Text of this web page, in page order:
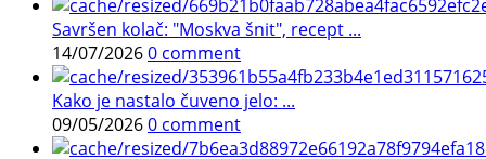
Savršen kolač: "Moskva šnit", recept ...
14/07/20260 comment
Kako je nastalo čuveno jelo: ...
09/05/20260 comment